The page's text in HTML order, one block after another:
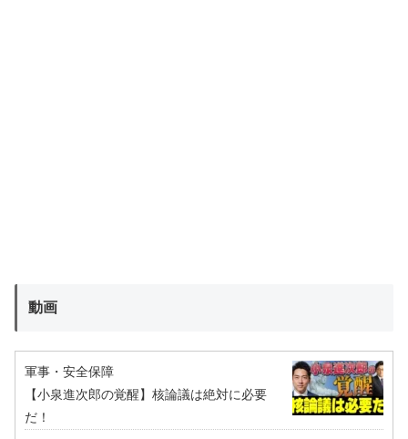
動画
軍事・安全保障
【小泉進次郎の覚醒】核論議は絶対に必要
だ！